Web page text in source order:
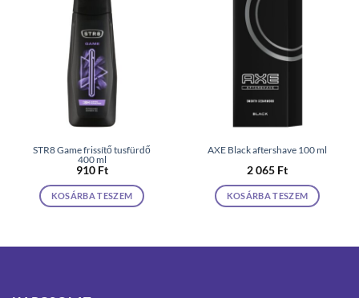
STR8 Game frissítő tusfürdő
400 ml
910 Ft
KOSÁRBA TESZEM
AXE Black aftershave 100 ml
2 065 Ft
KOSÁRBA TESZEM